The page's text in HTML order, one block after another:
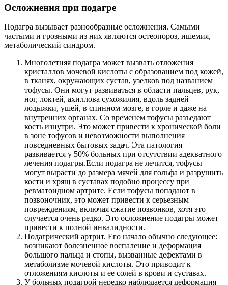
Осложнения при подагре
Подагра вызывает разнообразные осложнения. Самыми
частыми и грозными из них являются остеопороз, ишемия,
метаболический синдром.
Многолетняя подагра может вызвать отложения
кристаллов мочевой кислоты с образованием под кожей,
в тканях, окружающих сустав, узелков под названием
тофусы. Они могут развиваться в области пальцев, рук,
ног, локтей, ахиллова сухожилия, вдоль задней
лодыжки, ушей, в спинном мозге, в горле и даже на
внутренних органах. Со временем тофусы разъедают
кость изнутри. Это может привести к хронической боли
в зоне тофусов и невозможности выполнения
повседневных бытовых задач. Эта патология
развивается у 50% больных при отсутствии адекватного
лечения подагры.Если подагра не лечится, тофусы
могут вырасти до размера мячей для гольфа и разрушить
кости и хрящ в суставах подобно процессу при
ревматоидном артрите. Если тофусы попадают в
позвоночник, это может привести к серьезным
повреждениям, включая сжатие позвонков, хотя это
случается очень редко. Это осложнение подагры может
привести к полной инвалидности.
Подагрический артрит. Его начало обычно следующее:
возникают болезненное воспаление и деформация
большого пальца и стопы, вызванные дефектами в
метаболизме мочевой кислоты. Это приводит к
отложениям кислоты и ее солей в крови и суставах.
У больных подагрой нередко наблюдается деформация